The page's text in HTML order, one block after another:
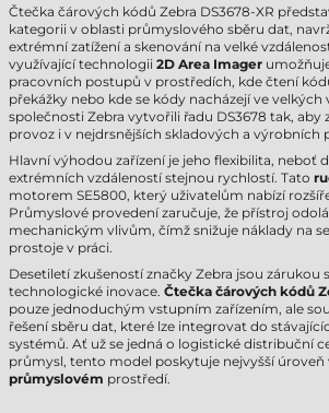
Čtečka čárových kódů Zebra DS3678-XR
kategorii v oblasti průmyslového sběru dat,
extrémní zatížení a skenování na velké
využívající technologii 2D Area Imager
pracovních postupů v prostředích, kde čtení
překážky nebo kde se kódy nacházejí ve velkých
společnosti Zebra vytvořili řadu DS3678 tak, aby
provoz i v nejdrsnějších skladových a výrobních
Hlavní výhodou zařízení je jeho flexibilita, neboť
extrémních vzdáleností stejnou rychlostí. Tato
motorem SE5800, který uživatelům nabízí
Průmyslové provedení zaručuje, že přístroj
mechanickým vlivům, čímž snižuje náklady na
prostoje v práci.
Desetiletí zkušeností značky Zebra jsou zárukou
technologické inovace. Čtečka čárových kódů
pouze jednoduchým vstupním zařízením, ale
řešení sběru dat, které lze integrovat do
systémů. Ať už se jedná o logistické distribuční
průmysl, tento model poskytuje nejvyšší úroveň
průmyslovém prostředí.